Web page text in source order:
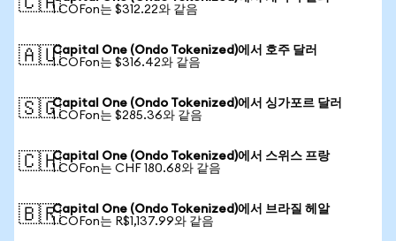
1 COFon는 $312.22와 같음
🇦🇺Capital One (Ondo Tokenized)에서 호주 달러
1 COFon는 $316.42와 같음
🇸🇬Capital One (Ondo Tokenized)에서 싱가포르 달러
1 COFon는 $285.36와 같음
🇨🇭Capital One (Ondo Tokenized)에서 스위스 프랑
1 COFon는 CHF 180.68와 같음
🇧🇷Capital One (Ondo Tokenized)에서 브라질 헤알
1 COFon는 R$1,137.99와 같음